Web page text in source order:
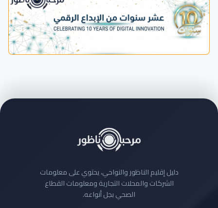
دليل إقليم الناظور والنواحي، يحتوي على معلومات
الشركات والمحلات التجارية ومعلومات القطاع
الصحي بجل أنواعه.